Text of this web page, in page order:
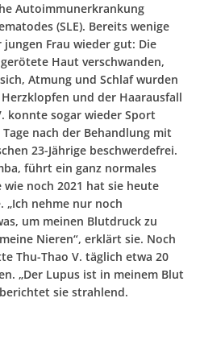
Autoimmunerkrankung
(SLE). Bereits wenige
Frau wieder gut: Die
Haut verschwanden,
Atmung und Schlaf wurden
und der Haarausfall
konnte sogar wieder Sport
nach der Behandlung mit
23-Jährige beschwerdefrei.
führt ein ganz normales
noch 2021 hat sie heute
„Ich nehme nur noch
um meinen Blutdruck zu
Nieren“, erklärt sie. Noch
Thu-Thao V. täglich etwa 20
„Der Lupus ist in meinem Blut
sie strahlend.